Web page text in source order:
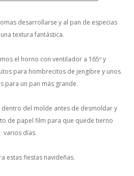
desarrollarse y al pan de especias
textura fantástica.
el horno con ventilador a 165º y
para hombrecitos de jengibre y unos
para un pan más grande.
del molde antes de desmoldar y
de papel film para que quede tierno
varios días.
estas fiestas navideñas.